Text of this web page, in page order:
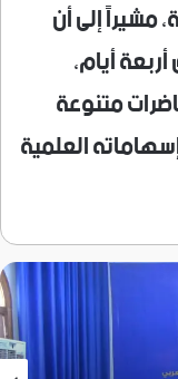
مشيراً إلى أن
أيام،
متنوعة
العلمية